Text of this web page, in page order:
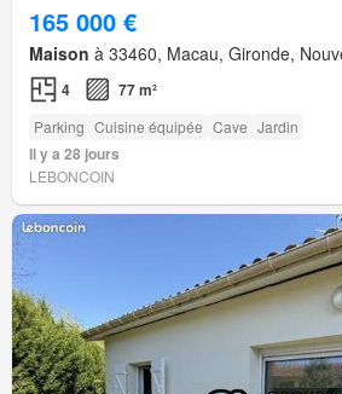
165 000 €
Maison à 33460, Macau, Gironde,
4 77 m²
Parking Cuisine équipée Cave Jardin
Il y a 28 jours
LEBONCOIN